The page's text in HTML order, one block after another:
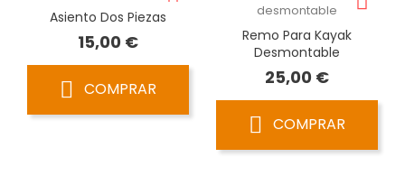
Asiento Dos Piezas
15,00 €Precio
COMPRAR
Remo Para Kayak
Desmontable
25,00 €Precio
COMPRAR